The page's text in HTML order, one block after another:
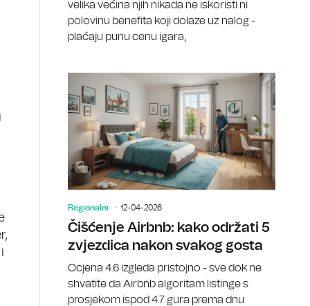
velika većina njih nikada ne iskoristi ni
polovinu benefita koji dolaze uz nalog -
plaćaju punu cenu igara,
Regionalni 12-04-2026
Čišćenje Airbnb: kako održati 5
zvjezdica nakon svakog gosta
Ocjena 4.6 izgleda pristojno - sve dok ne
shvatite da Airbnb algoritam listinge s
prosjekom ispod 4.7 gura prema dnu